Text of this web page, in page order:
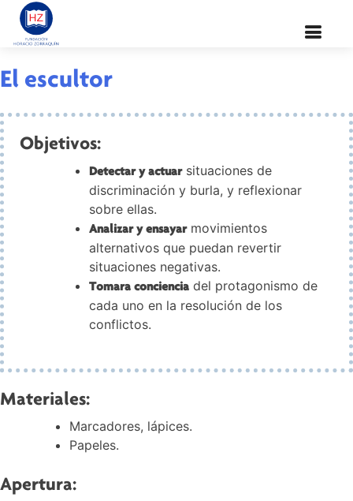
Valor:
El escultor
Objetivos:
Detectar y actuarsituaciones de
discriminación y burla, y reflexionar
sobre ellas.
Analizar y ensayarmovimientos
alternativos que puedan revertir
situaciones negativas.
Tomara conciencia del protagonismo de
cada uno en la resolución de los
conflictos.
Materiales:
Marcadores, lápices.
Papeles.
Apertura: